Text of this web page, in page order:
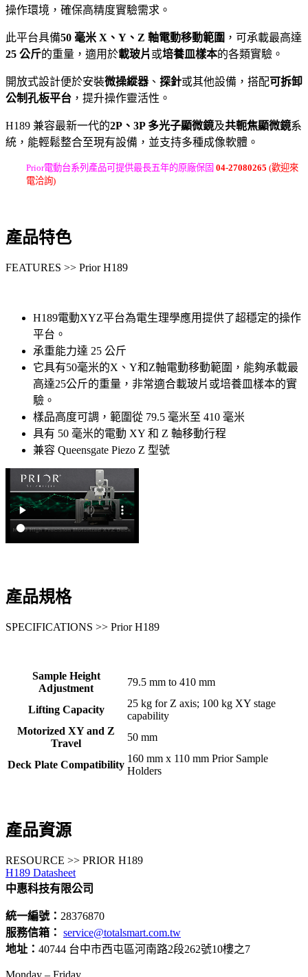
操作環境，確保高精度實驗需求。
此平台具備50 毫米 X、Y、Z 軸電動移動範圍 ，可承載最高達
25 公斤的重量，適用於載玻片 或培養皿樣本的各類實驗。
開放式設計便於安裝微操縱器 、 探針或其他設備，搭配可拆卸
公制孔板平台 ，提升操作靈活性。
H189 兼容最新一代的2P、3P 多光子顯微鏡及共軛焦顯微鏡系
統，能輕鬆整合至現有設備，並支持多種成像軟體。
Prior電動台系列產品可提供最長五年的原廠保固 04-27080265 (歡迎來
電洽詢)
產品特色
FEATURES >> Prior H189
H189電動XYZ平台為電生理學應用提供了超穩定的操作
平台。
承重能力達 25 公斤
它具有50毫米的X、Y和Z軸電動移動範圍，能夠承載最
高達25公斤的重量，非常適合載玻片或培養皿樣本的實
驗。
樣品高度可調，範圍從 79.5 毫米至 410 毫米
具有 50 毫米的電動 XY 和 Z 軸移動行程
兼容 Queensgate Piezo Z 型號
產品規格
SPECIFICATIONS >> Prior H189
Sample Height
Adjustment
79.5 mm to 410 mm
Lifting Capacity
25 kg for Z axis; 100 kg XY stage
capability
Motorized XY and Z
Travel
50 mm
Deck Plate Compatibility
160 mm x 110 mm Prior Sample
Holders
產品資源
RESOURCE >> PRIOR H189
H189 Datasheet
中惠科技有限公司
統一編號： 28376870
服務信箱： service@totalsmart.com.tw
地址： 40744 台中市西屯區河南路2段262號10樓之7
Monday – Friday